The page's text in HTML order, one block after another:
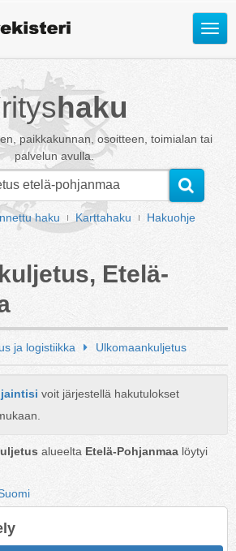
Avaa
haku
paikkakunnan, osoitteen, toimialan tai
palvelun avulla.
haku Karttahaku Hakuohje
Etelä-
ja logistiikka Ulkomaankuljetus
voit järjestellä hakutulokset
alueelta Etelä-Pohjanmaa löytyi